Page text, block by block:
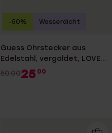
Guess Ohrstecker aus
Edelstahl, vergoldet, LOVE
GUESS
50.0025 00
-50% Wasserdicht